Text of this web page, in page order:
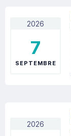
2026
7
SEPTEMBRE
2026